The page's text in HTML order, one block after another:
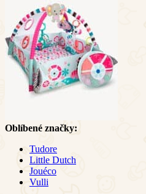
Oblíbené značky:
Tudore
Little Dutch
Jouéco
Vulli